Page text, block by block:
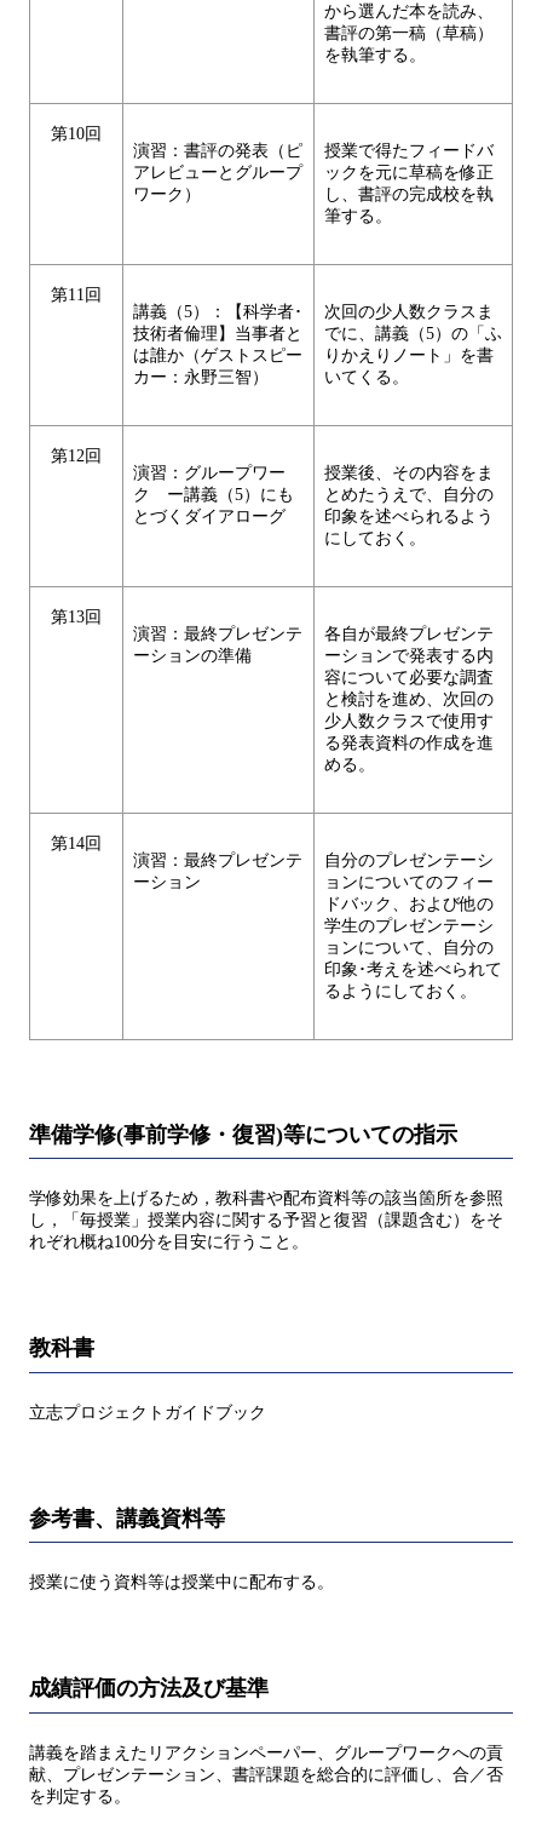
から選んだ本を読み、
書評の第一稿（草稿）
を執筆する。
第10回
演習：書評の発表（ピ
アレビューとグループ
ワーク）
授業で得たフィードバ
ックを元に草稿を修正
し、書評の完成校を執
筆する。
第11回
講義（5）：【科学者･
技術者倫理】当事者と
は誰か（ゲストスピー
カー：永野三智）
次回の少人数クラスま
でに、講義（5）の「ふ
りかえりノート」を書
いてくる。
第12回
演習：グループワー
ク ー講義（5）にも
とづくダイアローグ
授業後、その内容をま
とめたうえで、自分の
印象を述べられるよう
にしておく。
第13回
演習：最終プレゼンテ
ーションの準備
各自が最終プレゼンテ
ーションで発表する内
容について必要な調査
と検討を進め、次回の
少人数クラスで使用す
る発表資料の作成を進
める。
第14回
演習：最終プレゼンテ
ーション
自分のプレゼンテーシ
ョンについてのフィー
ドバック、および他の
学生のプレゼンテーシ
ョンについて、自分の
印象･考えを述べられて
るようにしておく。
準備学修(事前学修・復習)等についての指示
学修効果を上げるため，教科書や配布資料等の該当箇所を参照
し，「毎授業」授業内容に関する予習と復習（課題含む）をそ
れぞれ概ね100分を目安に行うこと。
教科書
立志プロジェクトガイドブック
参考書、講義資料等
授業に使う資料等は授業中に配布する。
成績評価の方法及び基準
講義を踏まえたリアクションペーパー、グループワークへの貢
献、プレゼンテーション、書評課題を総合的に評価し、合／否
を判定する。